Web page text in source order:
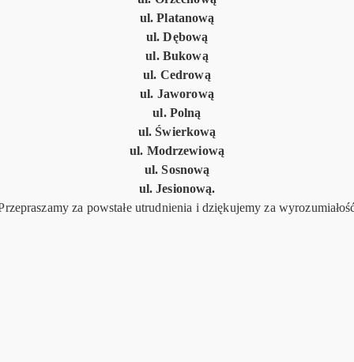
ul. Platanową
ul. Dębową
ul. Bukową
ul. Cedrową
ul. Jaworową
ul. Polną
ul. Świerkową
ul. Modrzewiową
ul. Sosnową
ul. Jesionową.
za powstałe utrudnienia i dziękujemy za